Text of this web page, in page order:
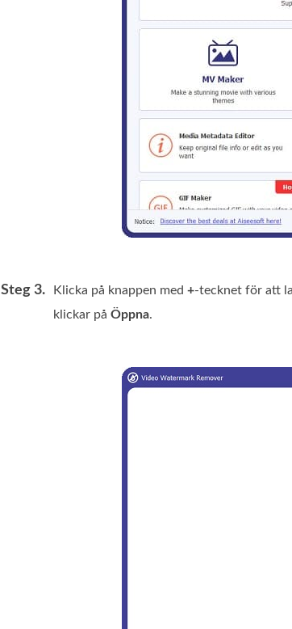
Steg 3. Klicka på knappen med +-tecknet för att
klickar på Öppna.